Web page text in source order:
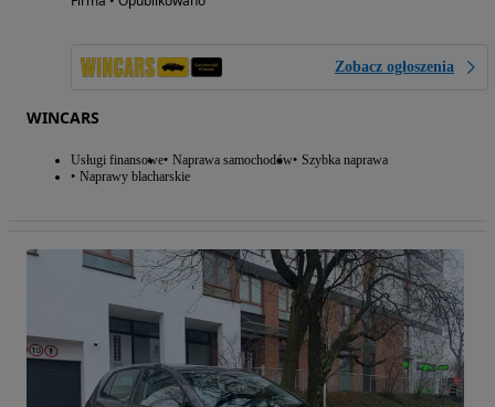
Zobacz ogłoszenia
WINCARS
Usługi finansowe Naprawa samochodów Szybka naprawa
Naprawy blacharskie